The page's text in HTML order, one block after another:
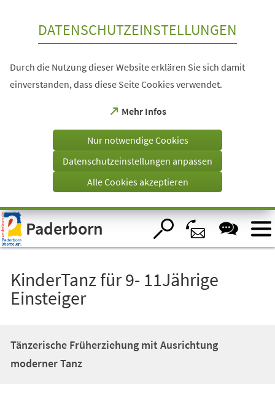
Visuelle
Assistenzsoftware
öffnen.
DATENSCHUTZEINSTELLUNGEN
Durch die Nutzung dieser Website erklären Sie sich damit
einverstanden, dass diese Seite Cookies verwendet.
Mehr Infos
(Öffnet
einem
Tab)
Nur notwendige Cookies
Datenschutzeinstellungen anpassen
Alle Cookies akzeptieren
Paderborn
KinderTanz für 9- 11Jährige
Einsteiger
Tänzerische Früherziehung mit Ausrichtung
moderner Tanz